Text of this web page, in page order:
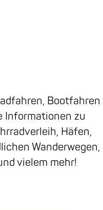
Bootfahren
Informationen zu
Häfen,
Wanderwegen,
vielem mehr!